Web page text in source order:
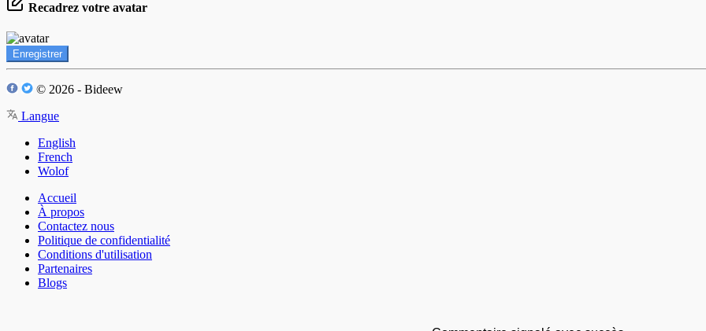
Recadrez votre avatar
Enregistrer
© 2026 - Bideew
Langue
English
French
Wolof
Accueil
À propos
Contactez nous
Politique de confidentialité
Conditions d'utilisation
Partenaires
Blogs